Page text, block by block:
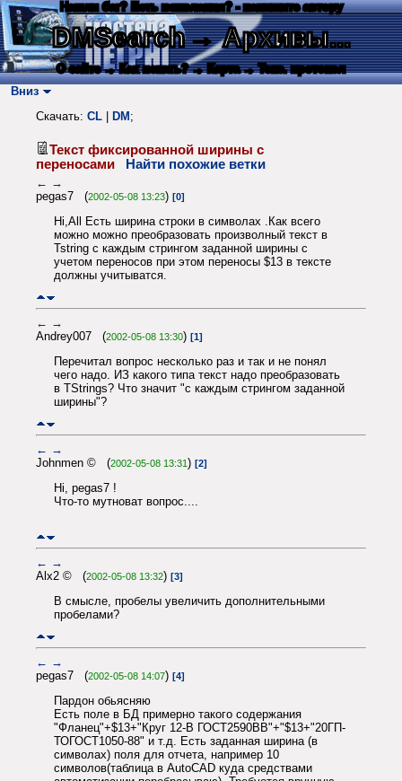
Нашли баг? Есть пожелания? - напишите автору
DMSearch→ Архивы...
О сайте → Как искать? → Карта → Текс. протокол
Вниз
Скачать: CL DM ;
Текст фиксированной ширины с
переносами
Найти похожие ветки
← →
pegas7 (2002-05-08 13:23) [0]
Hi,All Есть ширина строки в символах .Как всего
можно можно преобразовать произволный текст в
Tstring c каждым стрингом заданной ширины с
учетом переносов при этом переносы $13 в тексте
должны учитыватся.
← →
Andrey007 (2002-05-08 13:30) [1]
Перечитал вопрос несколько раз и так и не понял
чего надо. ИЗ какого типа текст надо преобразовать
в TStrings? Что значит "c каждым стрингом заданной
ширины"?
← →
Johnmen © (2002-05-08 13:31) [2]
Hi, pegas7 !
Что-то мутноват вопрос....
← →
Alx2 © (2002-05-08 13:32) [3]
В смысле, пробелы увеличить дополнительными
пробелами?
← →
pegas7 (2002-05-08 14:07) [4]
Пардон обьясняю
Есть поле в БД примерно такого содержания
"Фланец"+$13+"Круг 12-В ГОСТ2590ВВ"+"$13+"20ГП-
ТОГОСТ1050-88" и т.д. Есть заданная ширина (в
символах) поля для отчета, например 10
символов(таблица в AutoCAD куда средствами